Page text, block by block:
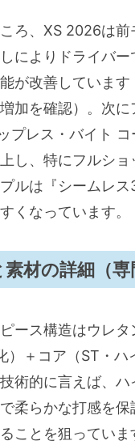
ろ、XS 2026は
によりドライバ
が改善していま
加を確認）。次
プレス・バイト
し、特にフルシ
ルは『シームレ
くなっています。
材の詳細（専
ース構造はウレ
）＋コア（ST・
術的に言えば、
柔らかな打感を
ことを狙ってい